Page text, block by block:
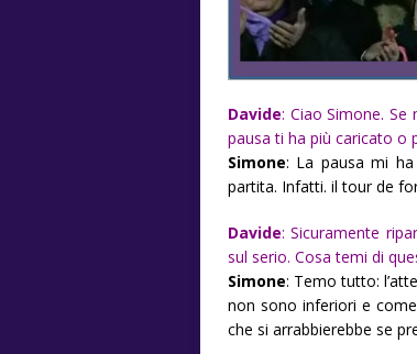
Davide: Ciao Simone. Se
pausa ti ha più caricato o
Simone: La pausa mi
partita. Infatti. il tour de
Davide: Sicuramente
sul serio. Cosa temi di
Simone: Temo tutto:
non sono inferiori e
che si arrabbierebbe se